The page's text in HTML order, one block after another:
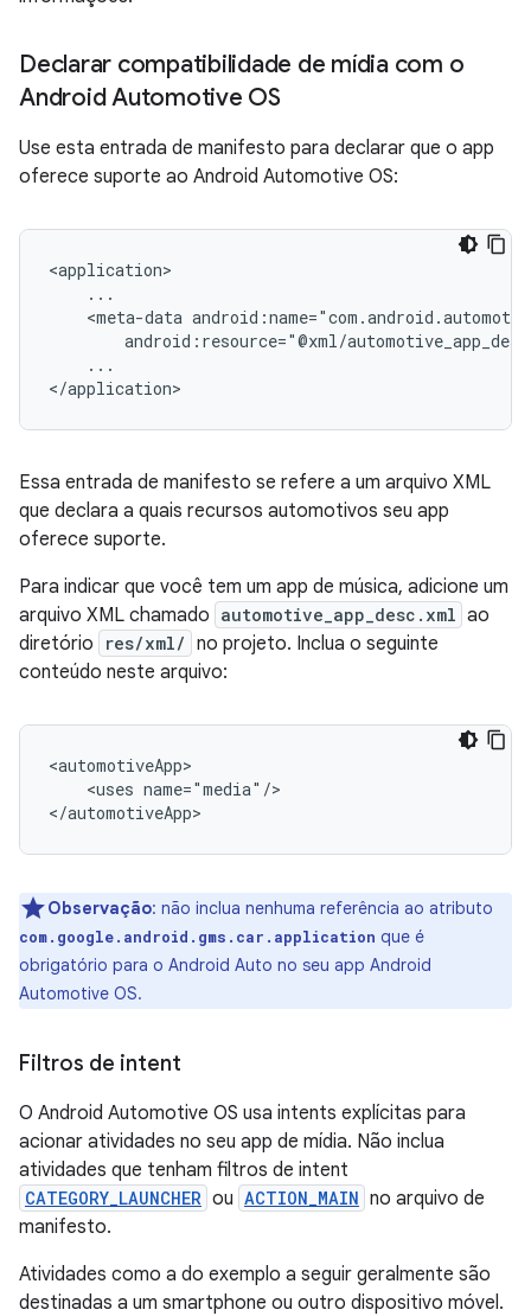
Declarar compatibilidade de mídia com o
Android Automotive OS
Use esta entrada de manifesto para declarar que o app
oferece suporte ao Android Automotive OS:
<meta-data
...
Essa entrada de manifesto se refere a um arquivo XML
que declara a quais recursos automotivos seu app
oferece suporte.
Para indicar que você tem um app de música, adicione um
arquivo XML chamado automotive_app_desc.xml ao
diretório
res/xml/ no projeto. Inclua o seguinte
conteúdo neste arquivo:
<uses name="media"/>
Observação: não inclua nenhuma referência ao atributo
com.google.android.gms.car.application que é
obrigatório para o Android Auto no seu app Android
Automotive OS.
Filtros de intent
O Android Automotive OS usa intents explícitas para
acionar atividades no seu app de mídia. Não inclua
atividades que tenham filtros de intent
CATEGORY_LAUNCHER ou ACTION_MAIN no arquivo de
manifesto.
Atividades como a do exemplo a seguir geralmente são
destinadas a um smartphone ou outro dispositivo móvel.